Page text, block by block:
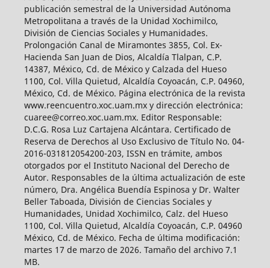
publicación semestral de la Universidad Autónoma
Metropolitana a través de la Unidad Xochimilco,
División de Ciencias Sociales y Humanidades.
Prolongación Canal de Miramontes 3855, Col. Ex-
Hacienda San Juan de Dios, Alcaldía Tlalpan, C.P.
14387, México, Cd. de México y Calzada del Hueso
1100, Col. Villa Quietud, Alcaldía Coyoacán, C.P. 04960,
México, Cd. de México. Página electrónica de la revista
www.reencuentro.xoc.uam.mx y dirección electrónica:
cuaree@correo.xoc.uam.mx. Editor Responsable:
D.C.G. Rosa Luz Cartajena Alcántara. Certificado de
Reserva de Derechos al Uso Exclusivo de Título No. 04-
2016-031812054200-203, ISSN en trámite, ambos
otorgados por el Instituto Nacional del Derecho de
Autor. Responsables de la última actualización de este
número, Dra. Angélica Buendía Espinosa y Dr. Walter
Beller Taboada, División de Ciencias Sociales y
Humanidades, Unidad Xochimilco, Calz. del Hueso
1100, Col. Villa Quietud, Alcaldía Coyoacán, C.P. 04960
México, Cd. de México. Fecha de última modificación:
martes 17 de marzo de 2026. Tamaño del archivo 7.1
MB.